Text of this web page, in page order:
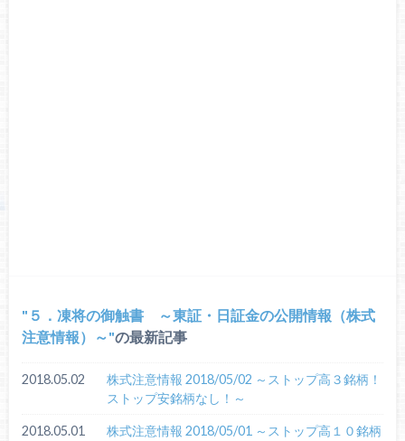
５．凍将の御触書 ～東証・日証金の公開情報（株式
注意情報）～ の最新記事
2018.05.02
株式注意情報 2018/05/02 ～ストップ高３銘柄！
ストップ安銘柄なし！～
2018.05.01
株式注意情報 2018/05/01 ～ストップ高１０銘柄